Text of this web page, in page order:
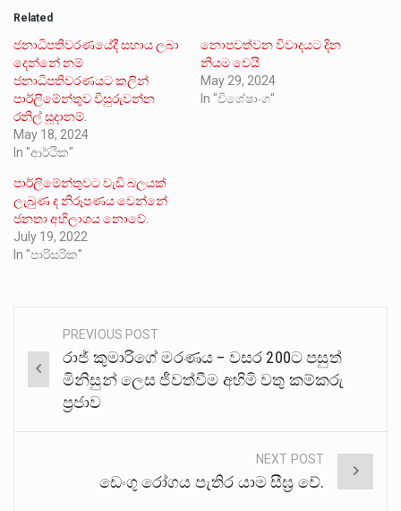
Related
ජනාධිපතිවරණයේදී සහාය ලබා
දෙන්නේ නම්
ජනාධිපතිවරණයට කලින්
පාර්ලි‌‌මේන්තුව විසුරුවන්න
රනිල් සූදානම්.
May 18, 2024
In "ආර්ථික"
නොපවත්වන විවාදයට දින
නියම වෙයි
May 29, 2024
In "විශේෂාංග"
පාර්ලිමේන්තුවට වැඩි බලයක්
ලැබුණ ද නිරූපණය වෙන්නේ
ජනතා අභිලාශය නොවේ.
July 19, 2022
In "පාරිසරික"
Post
navigation
PREVIOUS POST
රාජ් කුමාරිගේ මරණය – වසර 200ට පසුත්
මිනිසුන් ලෙස ජීවත්වීම අහිමි වතු කම්කරු
ප්‍රජාව
NEXT POST
ඩෙංගු රෝගය පැතිර යාම සීඝ්‍ර වේ.